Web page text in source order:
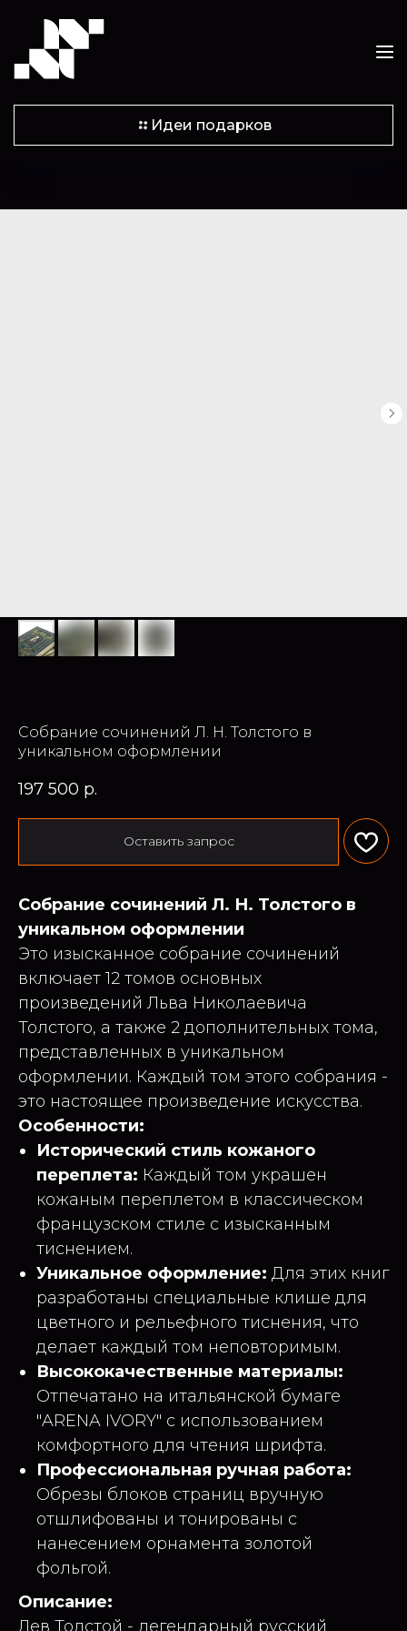
Идеи подарков
Собрание сочинений Л. Н. Толстого в
уникальном оформлении
197 500 р.
Оставить запрос
Собрание сочинений Л. Н. Толстого в
уникальном оформлении
Это изысканное собрание сочинений
включает 12 томов основных
произведений Льва Николаевича
Толстого, а также 2 дополнительных тома,
представленных в уникальном
оформлении. Каждый том этого собрания -
это настоящее произведение искусства.
Особенности:
Исторический стиль кожаного
переплета: Каждый том украшен
кожаным переплетом в классическом
французском стиле с изысканным
тиснением.
Уникальное оформление: Для этих книг
разработаны специальные клише для
цветного и рельефного тиснения, что
делает каждый том неповторимым.
Высококачественные материалы:
Отпечатано на итальянской бумаге
"ARENA IVORY" с использованием
комфортного для чтения шрифта.
Профессиональная ручная работа:
Обрезы блоков страниц вручную
отшлифованы и тонированы с
нанесением орнамента золотой
фольгой.
Описание:
Лев Толстой - легендарный русский